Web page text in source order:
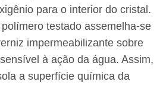
para o interior do cristal.
testado assemelha-se
impermeabilizante sobre
à ação da água. Assim,
a superfície química da